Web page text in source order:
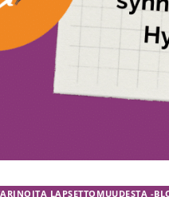
LAPSETTOMUUDESTA -